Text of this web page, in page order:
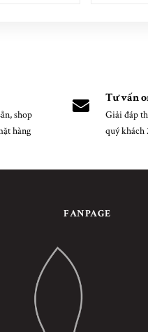
shop
hàng
Tư vấn
Giải đáp
quý khách
FANPAGE